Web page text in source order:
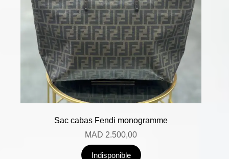
Sac cabas Fendi monogramme
MAD 2.500,00
Indisponible